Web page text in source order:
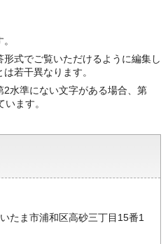
形式でご覧いただけるように編集し
若干異なります。
水準にない文字がある場合、第
います。
たま市浦和区高砂三丁目15番1